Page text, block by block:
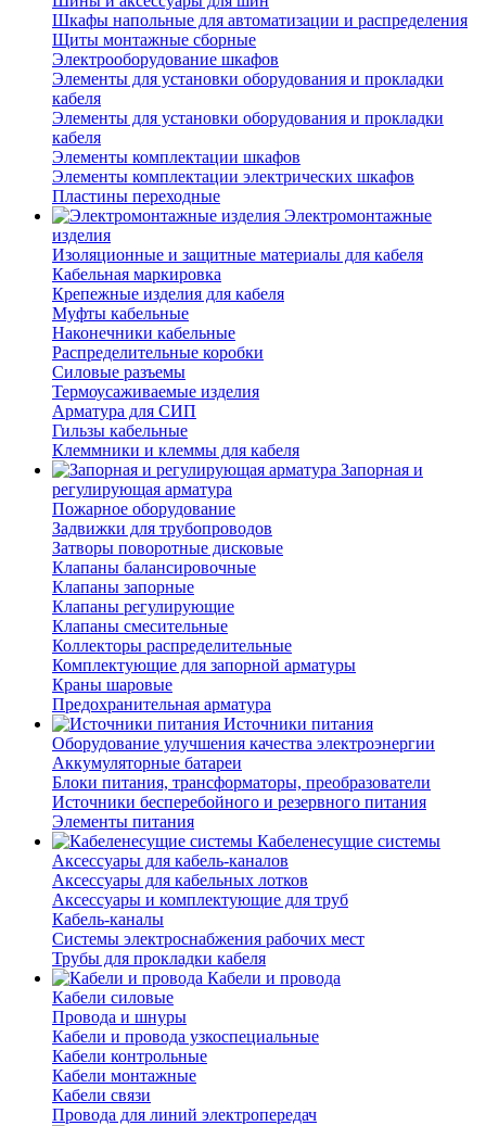
Шкафы напольные для автоматизации и распределения
Щиты монтажные сборные
Электрооборудование шкафов
Элементы для установки оборудования и прокладки
кабеля
Элементы для установки оборудования и прокладки
кабеля
Элементы комплектации шкафов
Элементы комплектации электрических шкафов
Пластины переходные
Электромонтажные
изделия
Изоляционные и защитные материалы для кабеля
Кабельная маркировка
Крепежные изделия для кабеля
Муфты кабельные
Наконечники кабельные
Распределительные коробки
Силовые разъемы
Термоусаживаемые изделия
Арматура для СИП
Гильзы кабельные
Клеммники и клеммы для кабеля
Запорная и
регулирующая арматура
Пожарное оборудование
Задвижки для трубопроводов
Затворы поворотные дисковые
Клапаны балансировочные
Клапаны запорные
Клапаны регулирующие
Клапаны смесительные
Коллекторы распределительные
Комплектующие для запорной арматуры
Краны шаровые
Предохранительная арматура
Источники питания
Оборудование улучшения качества электроэнергии
Аккумуляторные батареи
Блоки питания, трансформаторы, преобразователи
Источники бесперебойного и резервного питания
Элементы питания
Кабеленесущие системы
Аксессуары для кабель-каналов
Аксессуары для кабельных лотков
Аксессуары и комплектующие для труб
Кабель-каналы
Системы электроснабжения рабочих мест
Трубы для прокладки кабеля
Кабели и провода
Кабели силовые
Провода и шнуры
Кабели и провода узкоспециальные
Кабели контрольные
Кабели монтажные
Кабели связи
Провода для линий электропередач